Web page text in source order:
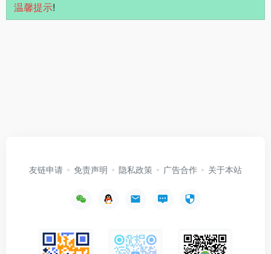
温馨提示!
友链申请 免责声明 隐私政策 广告合作 关于本站